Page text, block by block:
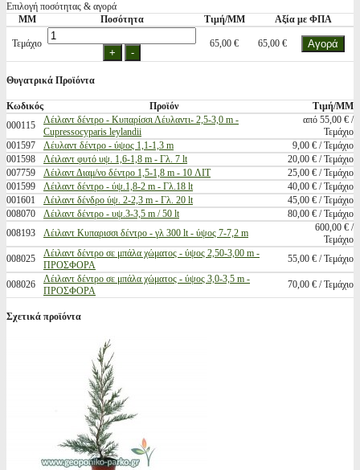
Επιλογή ποσότητας & αγορά
ΜΜ
Ποσότητα Τιμή/ΜΜ Αξία με ΦΠΑ
Τεμάχιο 65,00 € 65,00 €
Θυγατρικά Προϊόντα
Κωδικός Προϊόν
Τιμή/ΜΜ
000115
Λέιλαντ δέντρο - Κυπαρίσσι Λέυλαντι- 2,5-3,0 m -
Cupressocyparis leylandii
από 55,00 € /
Τεμάχιο
001597
Λέυλαντ δέντρο - ύψος 1,1-1,3 m
9,00 € / Τεμάχιο
001598
Λέιλαντ φυτό υψ. 1,6-1,8 m - Γλ. 7 lt
20,00 € / Τεμάχιο
007759
Λέιλαντ Διαμ/νο δέντρο 1,5-1,8 m - 10 ΛΙΤ
25,00 € / Τεμάχιο
001599
Λέιλαντ δέντρο - ύψ.1,8-2 m - Γλ.18 lt
40,00 € / Τεμάχιο
001601
Λέιλαντ δένδρο ύψ. 2-2,3 m - Γλ. 20 lt
45,00 € / Τεμάχιο
008070
Λέιλαντ δέντρο - υψ.3-3,5 m / 50 lt
80,00 € / Τεμάχιο
008193
Λέιλαντ Κυπαρισσι δέντρο - γλ 300 lt - ύψος 7-7,2 m
600,00 € /
Τεμάχιο
008025
Λέιλαντ δέντρο σε μπάλα χώματος - ύψος 2,50-3,00 m -
ΠΡΟΣΦΟΡΑ
55,00 € / Τεμάχιο
008026
Λέιλαντ δέντρο σε μπάλα χώματος - ύψος 3,0-3,5 m -
ΠΡΟΣΦΟΡΑ
70,00 € / Τεμάχιο
Σχετικά προϊόντα